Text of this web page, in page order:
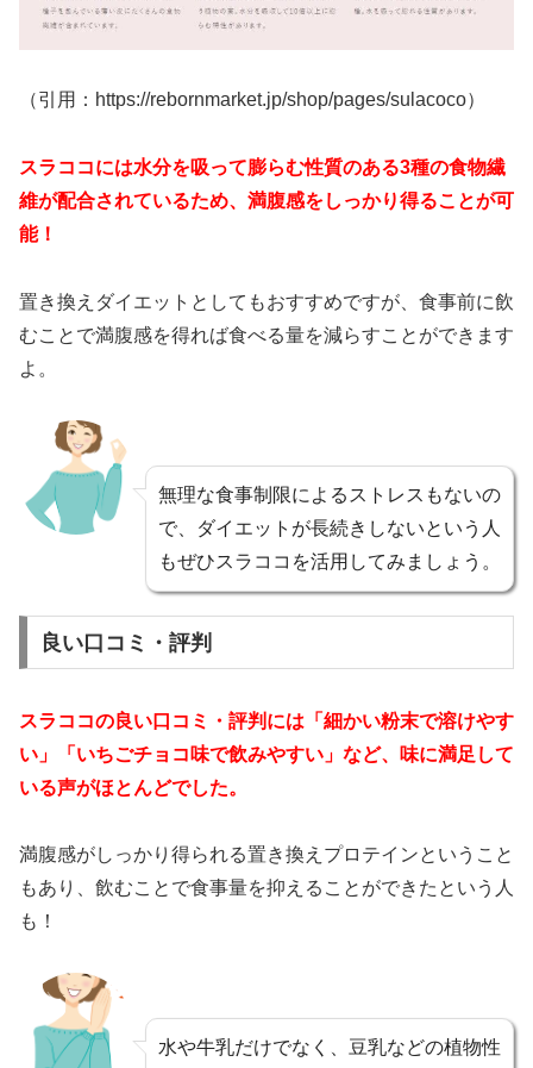
（引用：https://rebornmarket.jp/shop/pages/sulacoco）
スラココには水分を吸って膨らむ性質のある3種の食物繊
維が配合されているため、満腹感をしっかり得ることが可
能！
置き換えダイエットとしてもおすすめですが、食事前に飲
むことで満腹感を得れば食べる量を減らすことができます
よ。
無理な食事制限によるストレスもないの
で、ダイエットが長続きしないという人
もぜひスラココを活用してみましょう。
良い口コミ・評判
スラココの良い口コミ・評判には「細かい粉末で溶けやす
い」「いちごチョコ味で飲みやすい」など、味に満足して
いる声がほとんどでした。
満腹感がしっかり得られる置き換えプロテインということ
もあり、飲むことで食事量を抑えることができたという人
も！
水や牛乳だけでなく、豆乳などの植物性